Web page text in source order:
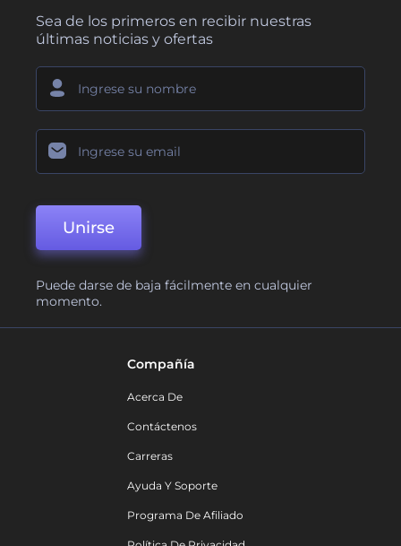
Sea de los primeros en recibir nuestras
últimas noticias y ofertas
Unirse
Puede darse de baja fácilmente en cualquier
momento.
Compañía
Acerca De
Contáctenos
Carreras
Ayuda Y Soporte
Programa De Afiliado